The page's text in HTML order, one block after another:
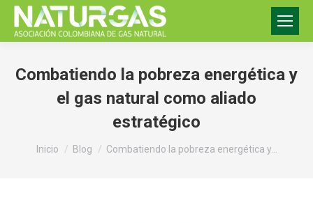
Combatiendo la pobreza energética y
el gas natural como aliado
estratégico
Estás aquí:
Inicio Blog Combatiendo la pobreza energética y…